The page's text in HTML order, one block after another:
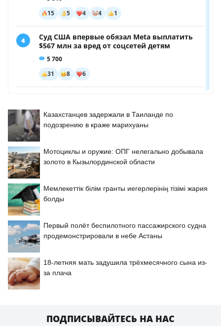
Казахстанцев задержали в Таиланде по
подозрению в краже марихуаны
Мотоциклы и оружие: ОПГ нелегально добывала
золото в Кызылординской области
Мемлекеттік білім гранты иегерлерінің тізімі жария
болды
Первый полёт беспилотного пассажирского судна
продемонстрировали в небе Астаны
18-летняя мать задушила трёхмесячного сына из-
за плача
ПОДПИСЫВАЙТЕСЬ НА НАС